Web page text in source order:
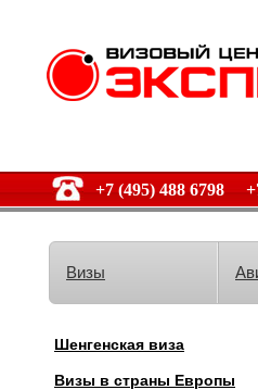
+7 (495) 488 6798
Визы
Шенгенская виза
Визы в страны Европы